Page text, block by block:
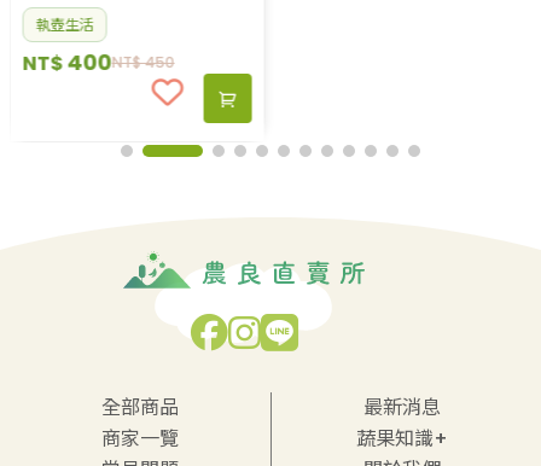
祁韻紅茶#台茶23號#杉
林溪
執壺生活
NT$450
NT$400
全部商品
最新消息
商家一覽
蔬果知識+